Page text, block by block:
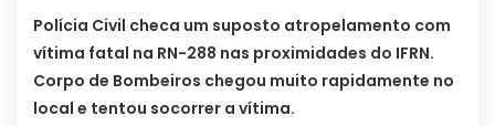
Polícia Civil checa um suposto atropelamento com
vítima fatal na RN-288 nas proximidades do IFRN.
Corpo de Bombeiros chegou muito rapidamente no
local e tentou socorrer a vítima.